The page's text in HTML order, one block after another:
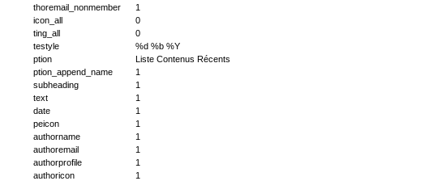
thoremail_nonmember
1
icon_all
0
ting_all
0
testyle
%d %b %Y
ption
Liste Contenus Récents
ption_append_name
1
subheading
1
text
1
date
1
peicon
1
authorname
1
authoremail
1
authorprofile
1
authoricon
1